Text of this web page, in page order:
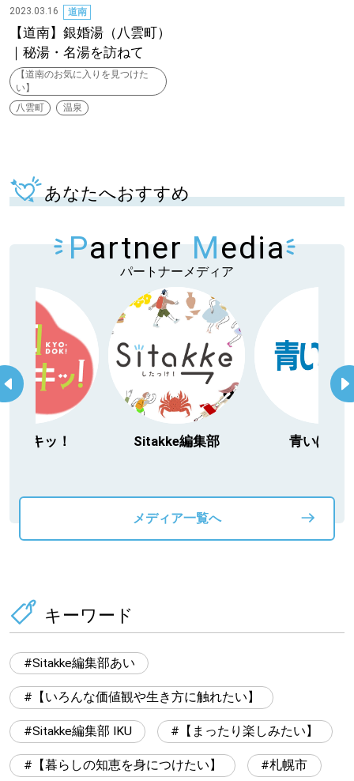
北海道で暮らす、あなたとつくる、
明日への”きっかけ”WEBマガジン
パートナーメディア Sitakkeパートナー
運営会社 広告掲載
利用規約
プライバシーポリシー
閉じる
2023.03.16
道南
【道南】銀婚湯（八雲町）
｜秘湯・名湯を訪ねて
【道南のお気に入りを見つけた
い】
八雲町
温泉
あなたへおすすめ
Partner Media
パートナーメディア
日ドキッ！ Sitakke編集部 青いぽす
メディア一覧へ
キーワード
Sitakke編集部あい
【いろんな価値観や生き方に触れたい】
Sitakke編集部 IKU 【まったり楽しみたい】
【暮らしの知恵を身につけたい】 札幌市